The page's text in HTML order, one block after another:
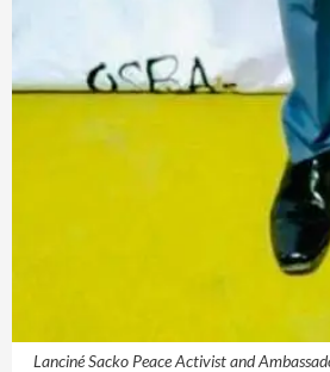
Lanciné Sacko Peace Activist and